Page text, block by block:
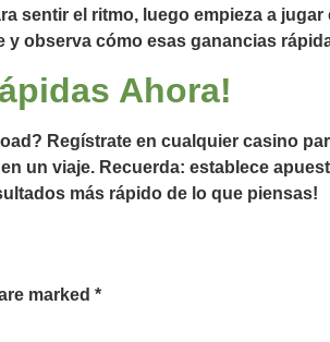
sentir el ritmo, luego empieza a
observa cómo esas ganancias
Ahora!
Regístrate en cualquier casino
un viaje. Recuerda: establece
más rápido de lo que piensas!
marked *